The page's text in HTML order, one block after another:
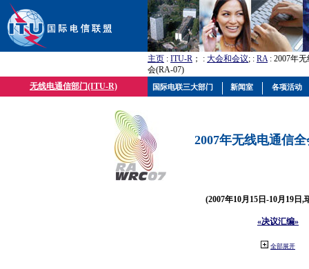
主页 : ITU-R ； : 大会和会议; : RA: 2007年
会(RA-07)
无线电通信部门(ITU-R)
2007年无线电通信
(2007年10月15日-10月19日,
«决议汇编»
全部展开
国际电联三大部门 新闻室 各项活动